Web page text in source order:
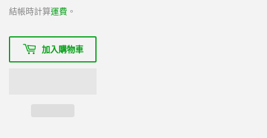
結帳時計算運費 。
加入購物車